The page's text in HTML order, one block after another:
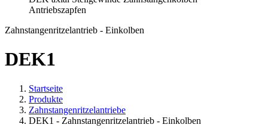
Zahnstangenritzelantrieb - Einkolben
DEK1
Startseite
Produkte
Zahnstangenritzelantriebe
DEK1 - Zahnstangenritzelantrieb - Einkolben